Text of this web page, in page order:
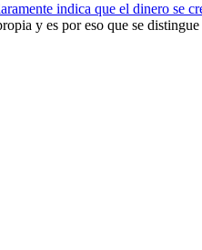
indica que el dinero se
y es por eso que se